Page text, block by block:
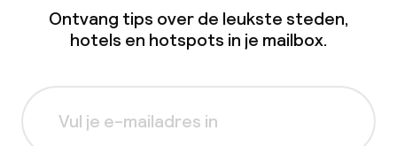
Ontvang tips over de leukste steden,
hotels en hotspots in je mailbox.